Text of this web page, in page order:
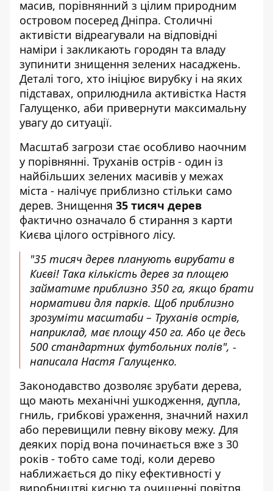
масив, порівнянний з цілим природним
островом посеред Дніпра. Столичні
активісти відреагували на відповідні
наміри і закликають городян та владу
зупинити знищення зелених насаджень.
Деталі того, хто ініціює вирубку і на яких
підставах, оприлюднила активістка Настя
Галущенко, аби привернути максимальну
увагу до ситуації.
Масштаб загрози стає особливо наочним
у порівнянні. Труханів острів - один із
найбільших зелених масивів у межах
міста - налічує приблизно стільки само
дерев. Знищення 35 тисяч дерев
фактично означало б стирання з карти
Києва цілого острівного лісу.
"35 тисяч дерев планують вирубати в
Києві! Така кількість дерев за площею
займатиме приблизно 350 га, якщо брати
нормативи для парків. Щоб приблизно
зрозуміти масштаби – Труханів острів,
наприклад, має площу 450 га. Або це десь
500 стандартних футбольних полів", -
написала Настя Галущенко.
Законодавство дозволяє зрубати дерева,
що мають механічні ушкодження, дупла,
гниль, грибкові ураження, значний нахил
або перевищили певну вікову межу. Для
деяких порід вона починається вже з 30
років - тобто саме тоді, коли дерево
наближається до піку ефективності у
виробництві кисню та очищенні повітря.